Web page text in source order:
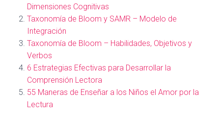
Dimensiones Cognitivas
Taxonomía de Bloom y SAMR – Modelo de
Integración
Taxonomía de Bloom – Habilidades, Objetivos y
Verbos
6 Estrategias Efectivas para Desarrollar la
Comprensión Lectora
55 Maneras de Enseñar a los Niños el Amor por la
Lectura